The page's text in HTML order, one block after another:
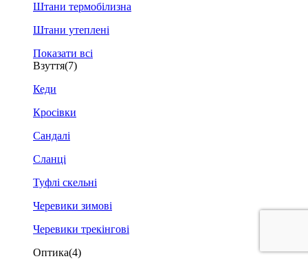
Штани термобілизна
Штани утеплені
Показати всі
Взуття(7)
Кеди
Кросівки
Сандалі
Сланці
Туфлі скельні
Черевики зимові
Черевики трекінгові
Оптика(4)